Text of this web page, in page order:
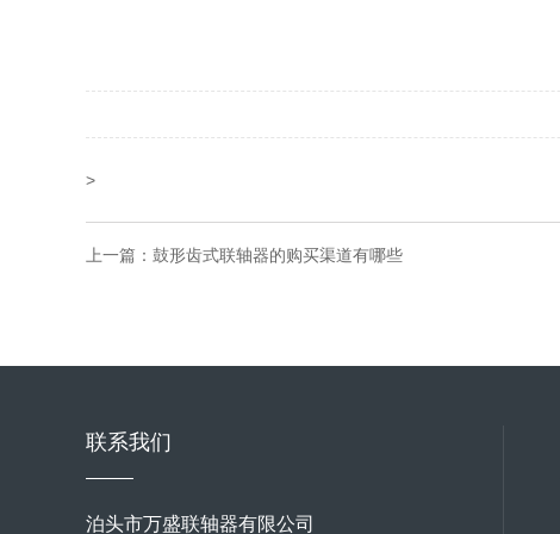
>
上一篇： 鼓形齿式联轴器的购买渠道有哪些
联系我们
泊头市万盛联轴器有限公司